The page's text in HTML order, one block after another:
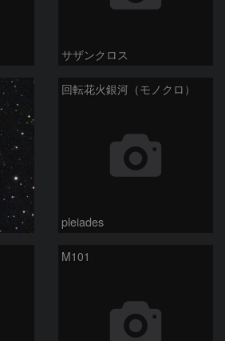
サザンクロス
回転花火銀河（モノクロ）
pleiades
M101